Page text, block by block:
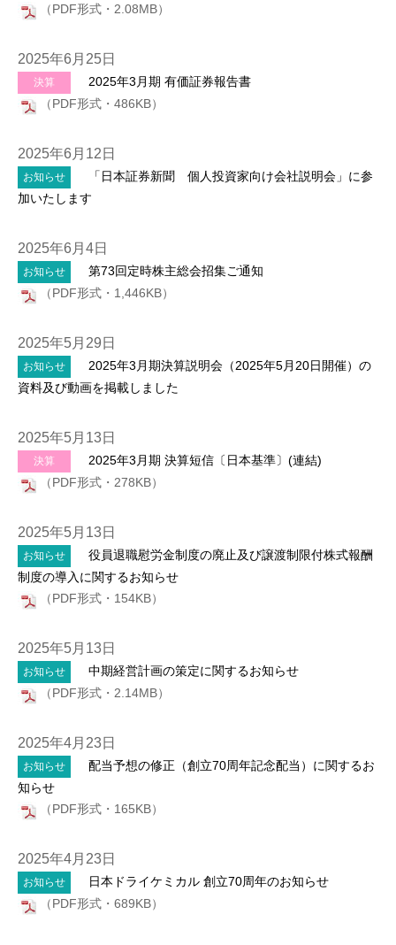
（PDF形式・2.08MB）
2025年6月25日
決算
2025年3月期 有価証券報告書
（PDF形式・486KB）
2025年6月12日
お知らせ
「日本証券新聞 個人投資家向け会社説明会」に参
加いたします
2025年6月4日
お知らせ
第73回定時株主総会招集ご通知
（PDF形式・1,446KB）
2025年5月29日
お知らせ
2025年3月期決算説明会（2025年5月20日開催）の
資料及び動画を掲載しました
2025年5月13日
決算
2025年3月期 決算短信〔日本基準〕(連結)
（PDF形式・278KB）
2025年5月13日
お知らせ
役員退職慰労金制度の廃止及び譲渡制限付株式報酬
制度の導入に関するお知らせ
（PDF形式・154KB）
2025年5月13日
お知らせ
中期経営計画の策定に関するお知らせ
（PDF形式・2.14MB）
2025年4月23日
お知らせ
配当予想の修正（創立70周年記念配当）に関するお
知らせ
（PDF形式・165KB）
2025年4月23日
お知らせ
日本ドライケミカル 創立70周年のお知らせ
（PDF形式・689KB）